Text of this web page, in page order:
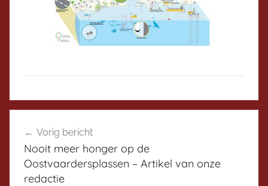
e
r
D
c
u
navigatie
Vorig bericht
Nooit meer honger op de
Oostvaardersplassen – Artikel van onze
redactie